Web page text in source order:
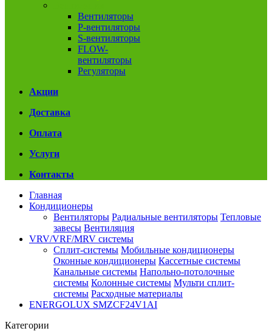
Вентиляторы
P-вентиляторы
S-вентиляторы
FLOW-
вентиляторы
Регуляторы
Акции
Доставка
Оплата
Услуги
Контакты
Главная
Кондиционеры
Вентиляторы Радиальные вентиляторы Тепловые
завесы Вентиляция
VRV/VRF/MRV системы
Сплит-системы Мобильные кондиционеры
Оконные кондиционеры Кассетные системы
Канальные системы Напольно-потолочные
системы Колонные системы Мульти сплит-
системы Расходные материалы
ENERGOLUX SMZCF24V1AI
Категории